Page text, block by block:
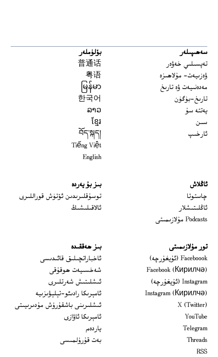
سەھىپىلەر
تەپسىلىي خەۋەر
ۋەزىيەت- مۇلاھىزە
مەدەنىيەت ۋە تارىخ
تارىخ-بۈگۈن
يەتتە سۇ
سىن
ئارخىپ
بۆلۈملەر
普通话
粤语
မြန်မာ
한국어
ລາວ
ខ្មែរ
བོད་སྐད།
Tiếng Việt
English
ئاڭلاش
چاستوتا
ئاڭلىتىشلار
Podcasts مۇلازىمىتى
بىز بۇ يەردە
توسۇقلىرىدىن ئۆتۈش قوراللىرى
ئالاقىلىشىڭ
تور مۇلازىمىتى
Faceboook (ئۇيغۇرچە)
Opens in new window
Facebook (Кирилчә)
Opens in new window
Instagram (ئۇيغۇرچە)
Opens in new window
Instagram (Кирилчә)
Opens in new window
X (Twitter)
YouTube
Telegram
Threads
RSS
بىز ھەققىدە
ئاخباراتچىلىق قائىدىسى
شەخسىيەت ھوقۇقى
ئىشلىتىش شەرتلىرى
ئامېرىكا رادىئو-تېلېۋىزىيە
ئىشلىرىنى باشقۇرۇش مۇدىرىيىتى
ئامېرىكا ئاۋازى
ياردەم
بەت قۇرۇلمىسى